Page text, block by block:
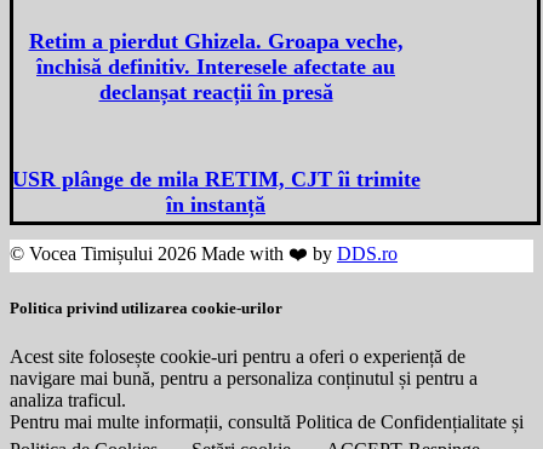
Retim a pierdut Ghizela. Groapa veche,
închisă definitiv. Interesele afectate au
declanșat reacții în presă
USR plânge de mila RETIM, CJT îi trimite
în instanță
© Vocea Timișului 2026 Made with ❤️ by DDS.ro
Politica privind utilizarea cookie-urilor
Acest site folosește cookie-uri pentru a oferi o experiență de
navigare mai bună, pentru a personaliza conținutul și pentru a
analiza traficul.
Pentru mai multe informații, consultă Politica de Confidențialitate și